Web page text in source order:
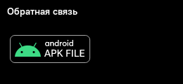
Обратная связь